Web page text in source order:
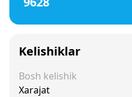
Kelishiklar
Bosh kelishik
Xarajat